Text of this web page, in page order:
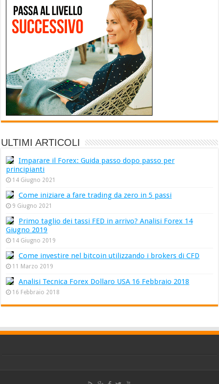
ULTIMI ARTICOLI
Imparare il Forex: Guida passo dopo passo per
principianti
14 Giugno 2021
Come iniziare a fare trading da zero in 5 passi
9 Giugno 2021
Primo taglio dei tassi FED in arrivo? Analisi Forex 14
Giugno 2019
14 Giugno 2019
Come investire nel bitcoin utilizzando i brokers di CFD
11 Marzo 2019
Analisi Tecnica Forex Dollaro USA 16 Febbraio 2018
16 Febbraio 2018